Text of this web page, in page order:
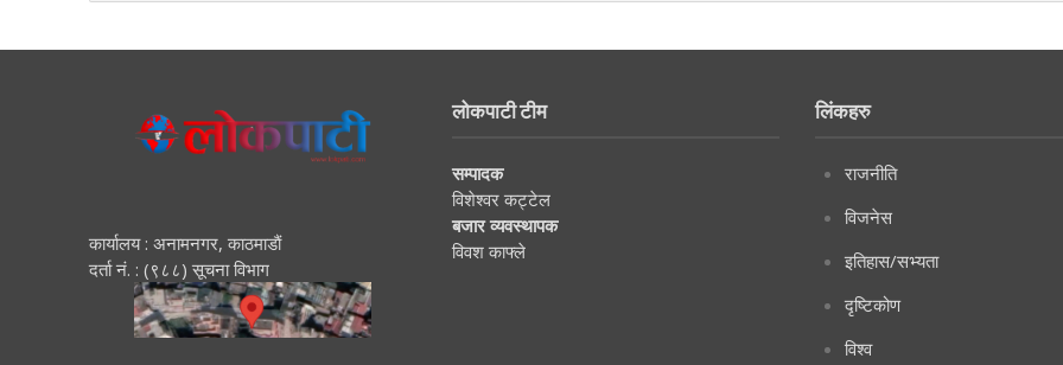
कार्यालय : अनामनगर, काठमाडाैं
दर्ता नं. : (९८८) सूचना विभाग
लोकपाटी टीम
सम्पादक
विशेश्वर कट्टेल
बजार व्यवस्थापक
विवश काफ्ले
लिंकहरु
राजनीति
विजनेस
इतिहास/सभ्यता
दृष्टिकोण
विश्व